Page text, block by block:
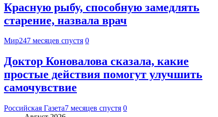
Красную рыбу, способную замедлять
старение, назвала врач
Мир247 месяцев спустя 0
Доктор Коновалова сказала, какие
простые действия помогут улучшить
самочувствие
Российская Газета7 месяцев спустя 0